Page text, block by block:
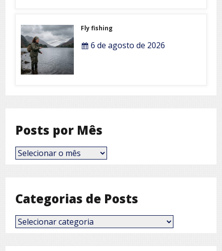
Fly fishing
6 de agosto de 2026
Posts por Mês
Posts
por
Categorias de Posts
Categorias
de